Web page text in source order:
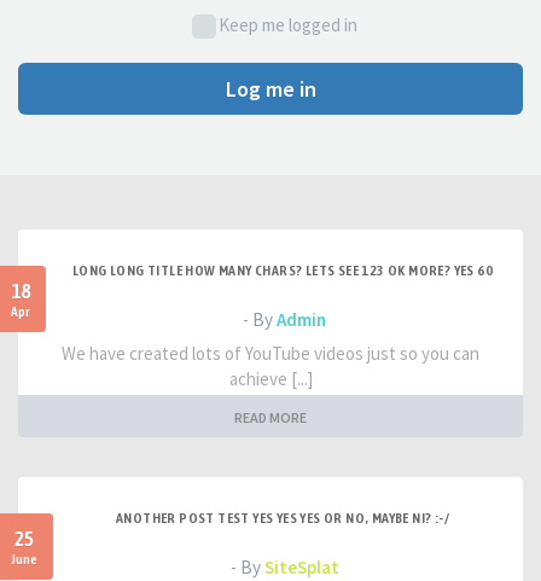
Keep me logged in
Log me in
18
Apr
LONG LONG TITLE HOW MANY CHARS? LETS SEE 123 OK MORE? YES 60
- ByAdmin
We have created lots of YouTube videos just so you can
achieve [...]
READ MORE
25
June
ANOTHER POST TEST YES YES YES OR NO, MAYBE NI? :-/
- BySiteSplat